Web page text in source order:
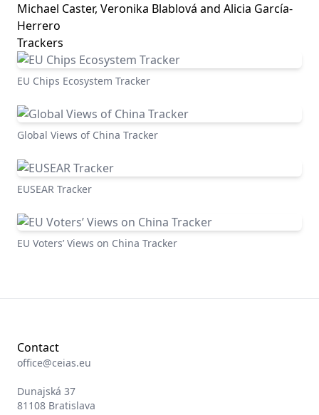
Michael Caster, Veronika Blablová and Alicia García-
Herrero
Trackers
EU Chips Ecosystem Tracker
Global Views of China Tracker
EUSEAR Tracker
EU Voters’ Views on China Tracker
Contact
office@ceias.eu
Dunajská 37
81108 Bratislava